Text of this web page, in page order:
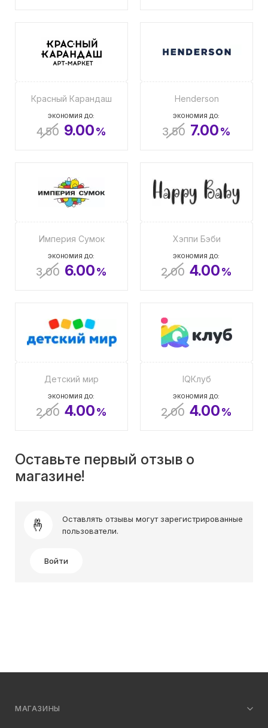
Красный Карандаш
ЭКОНОМИЯ ДО:
4.50 9.00%
Henderson
ЭКОНОМИЯ ДО:
3.50 7.00%
Империя Сумок
ЭКОНОМИЯ ДО:
3.00 6.00%
Хэппи Бэби
ЭКОНОМИЯ ДО:
2.00 4.00%
Детский мир
ЭКОНОМИЯ ДО:
2.00 4.00%
IQКлуб
ЭКОНОМИЯ ДО:
2.00 4.00%
Оставьте первый отзыв о
магазине!
Оставлять отзывы могут зарегистрированные
пользователи.
Войти
МАГАЗИНЫ